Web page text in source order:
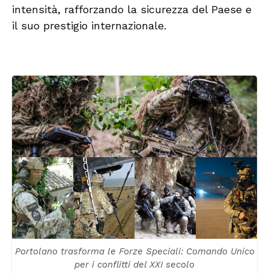
intensità, rafforzando la sicurezza del Paese e
il suo prestigio internazionale.
Portolano trasforma le Forze Speciali: Comando Unico
per i conflitti del XXI secolo